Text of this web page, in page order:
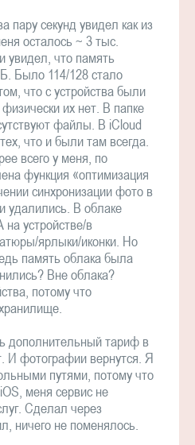
пару секунд увидел как из
осталось ~ 3 тыс.
что память
Было 114/128 стало
что с устройства были
их нет. В папке
файлы. В iCloud
что и были там всегда.
всего у меня, по
функция «оптимизация
синхронизации фото в
удалились. В облаке
устройстве/в
ярлыки/иконки. Но
память облака была
Вне облака?
потому что
дополнительный тариф в
И фотографии вернутся. Я
путями, потому что
меня сервис не
Сделал через
ничего не поменялось.